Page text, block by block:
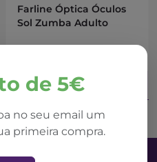
de 5€
no seu email um
primeira compra.
Farline Óptica Óculos
Sol Zumba Adulto
Adicionar ao Carrinho